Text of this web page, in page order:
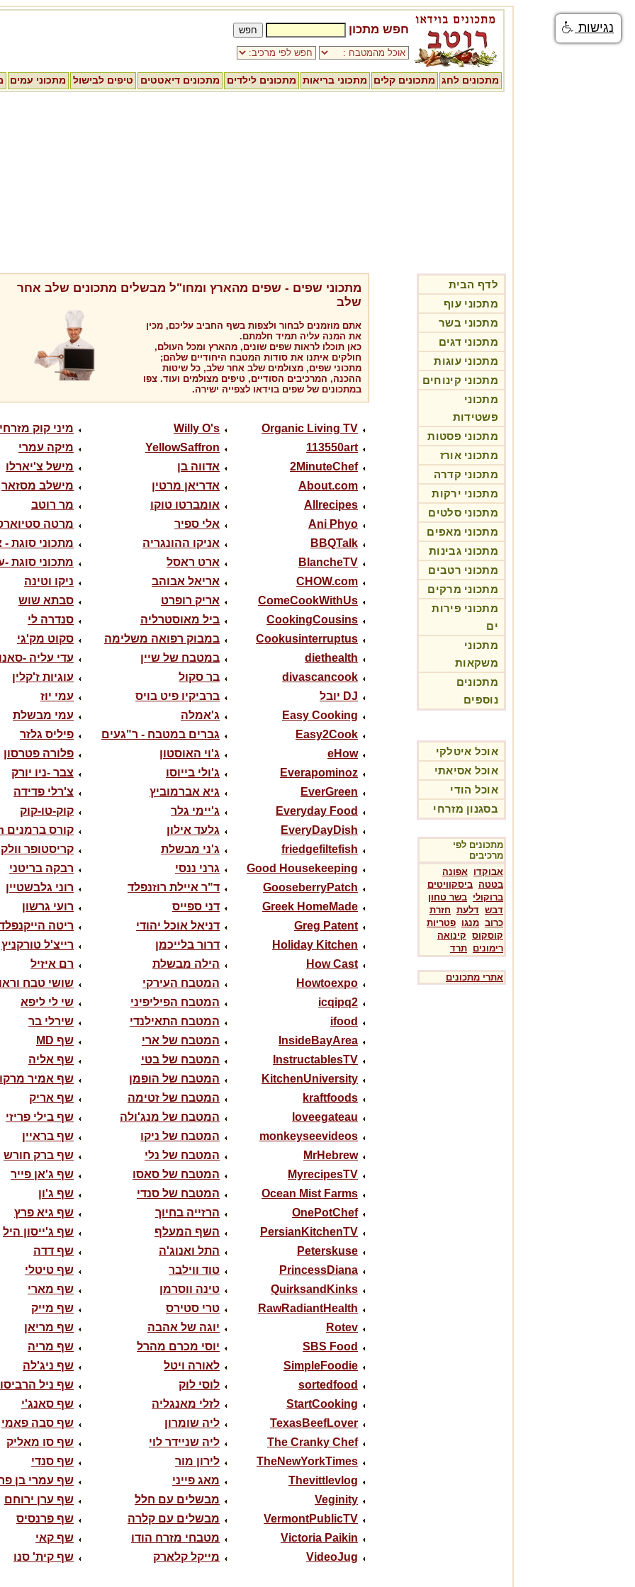
חפש מתכון
מתכונים לחג מתכונים קלים מתכוני בריאות מתכונים לילדים מתכונים דיאטטים טיפים לבישול מתכוני עמים
לדף הבית
מתכוני עוף
מתכוני בשר
מתכוני דגים
מתכוני עוגות
מתכוני קינוחים
מתכוני
פשטידות
מתכוני פסטות
מתכוני אורז
מתכוני קדרה
מתכוני ירקות
מתכוני סלטים
מתכוני מאפים
מתכוני גבינות
מתכוני רטבים
מתכוני מרקים
מתכוני פירות
ים
מתכוני
משקאות
מתכונים
נוספים
אוכל איטלקי
אוכל אסיאתי
אוכל הודי
בסגנון מזרחי
מתכונים לפי
מרכיבים
אבוקדו אפונה
בטטה ביסקוויטים
ברוקולי בשר טחון
דבש דלעת חזרת
כרוב מנגו פטריות
קוסקוס קינואה
רימונים תרד
אתרי מתכונים
מתכוני שפים - שפים מהארץ ומחו"ל מבשלים מתכונים שלב אחר
שלב
אתם מוזמנים לבחור ולצפות בשף החביב עליכם, מכין
את המנה עליה תמיד חלמתם.
כאן תוכלו לראות שפים שונים, מהארץ ומכל העולם,
חולקים איתנו את סודות המטבח היחודיים שלהם;
מתכוני שפים, מצולמים שלב אחר שלב, כל שיטות
ההכנה, המרכיבים הסודיים, טיפים מצולמים ועוד. צפו
במתכונים של שפים בוידאו לצפייה ישירה.
Organic Living TV
113550art
2MinuteChef
About.com
Allrecipes
Ani Phyo
BBQTalk
BlancheTV
CHOW.com
ComeCookWithUs
CookingCousins
Cookusinterruptus
diethealth
divascancook
DJ יובל
Easy Cooking
Easy2Cook
eHow
Everapominoz
EverGreen
Everyday Food
EveryDayDish
friedgefiltefish
Good Housekeeping
GooseberryPatch
Greek HomeMade
Greg Patent
Holiday Kitchen
How Cast
Howtoexpo
icqipq2
ifood
InsideBayArea
InstructablesTV
KitchenUniversity
kraftfoods
loveegateau
monkeyseevideos
MrHebrew
MyrecipesTV
Ocean Mist Farms
OnePotChef
PersianKitchenTV
Peterskuse
PrincessDiana
QuirksandKinks
RawRadiantHealth
Rotev
SBS Food
SimpleFoodie
sortedfood
StartCooking
TexasBeefLover
The Cranky Chef
TheNewYorkTimes
Thevittlevlog
Veginity
VermontPublicTV
Victoria Paikin
VideoJug
Willy O's
YellowSaffron
אדווה בן
אדריאן מרטין
אומברטו טוקו
אלי ספיר
אניקו ההונגריה
ארט ראסל
אריאל אבוהב
אריק רופרט
ביל מאוסטרליה
במבוק רפואה משלימה
במטבח של שיין
בר סקול
ברביקיו פיט בויס
ג'אמלה
גברים במטבח - ר"געים
ג'וי האוסטון
ג'ולי בייוסו
גיא אברמוביץ
ג'יימי גלר
גלעד אילון
ג'ני מבשלת
גרני ננסי
ד"ר איילת רוזנפלד
דני ספייס
דניאל אוכל יהודי
דרור בלייכמן
הילה מבשלת
המטבח העירקי
המטבח הפיליפיני
המטבח התאילנדי
המטבח של ארי
המטבח של בטי
המטבח של הופמן
המטבח של זטימה
המטבח של מנג'ולה
המטבח של ניקו
המטבח של נלי
המטבח של סאסו
המטבח של סנדי
הרזייה בחיוך
השף המעלף
התל ואנוג'ה
טוד ווילבר
טינה ווסרמן
טרי סטירס
יוגה של אהבה
יוסי מכרם מהרל
לאורה ויטל
לוסי לוק
לזלי מאנגליה
ליה שומרון
ליה שניידר לוי
לירון מור
מאג פייני
מבשלים עם חלל
מבשלים עם קלרה
מטבחי מזרח הודו
מייקל קלארק
מיני קוק מזרחי
מיקה עמרי
מישל צ'יארלו
מישלב מסזאר
מר רוטב
מרטה
מתכוני סוגת -
מתכוני סוגת -
ניקו וטינה
סבתא שוש
סנדרה לי
סקוט מק'גי
עדי עליה -
עוגיות ז'קלין
עמי יוז
עמי מבשלת
פיליס גלזר
פלורה פטרסון
צבר -ניו יורק
צ'רלי פדידה
קוק-טו-קוק
קורס ברמנים iwatch
קריסטופר
רבקה בריטני
רוני גלבשטיין
רועי גרשון
ריטה
רייצ'ל טורקניץ
רם איזיל
שושי טבח
שי לי ליפא
שירלי בר
שף MD
שף אליה
שף אמיר
שף אריק
שף בילי פריזי
שף בראיין
שף ברק חורש
שף ג'אן פייר
שף ג'ון
שף גיא פרץ
שף ג'ייסון היל
שף דדה
שף טיטלי
שף מארי
שף מייק
שף מריאן
שף מריה
שף ניג'לה
שף ניל
שף סאנג'י
שף סבה פאמי
שף סו מאליק
שף סנדי
שף עמרי בן
שף ערן ירוחם
שף פרנסיס
שף קאי
שף קית' סנו
נגישות